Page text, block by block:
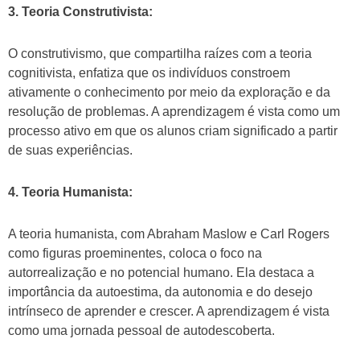
3. Teoria Construtivista:
O construtivismo, que compartilha raízes com a teoria
cognitivista, enfatiza que os indivíduos constroem
ativamente o conhecimento por meio da exploração e da
resolução de problemas. A aprendizagem é vista como um
processo ativo em que os alunos criam significado a partir
de suas experiências.
4. Teoria Humanista:
A teoria humanista, com Abraham Maslow e Carl Rogers
como figuras proeminentes, coloca o foco na
autorrealização e no potencial humano. Ela destaca a
importância da autoestima, da autonomia e do desejo
intrínseco de aprender e crescer. A aprendizagem é vista
como uma jornada pessoal de autodescoberta.